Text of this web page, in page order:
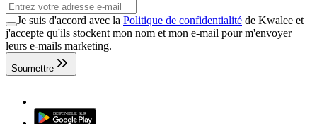
Je suis d'accord avec la Politique de confidentialité de Kwalee et
j'accepte qu'ils stockent mon nom et mon e-mail pour m'envoyer
leurs e-mails marketing.
Soumettre